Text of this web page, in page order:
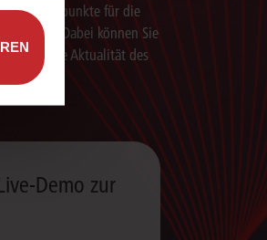
Ansatzpunkte für die
Dabei können Sie
und die Aktualität des
Demo zur